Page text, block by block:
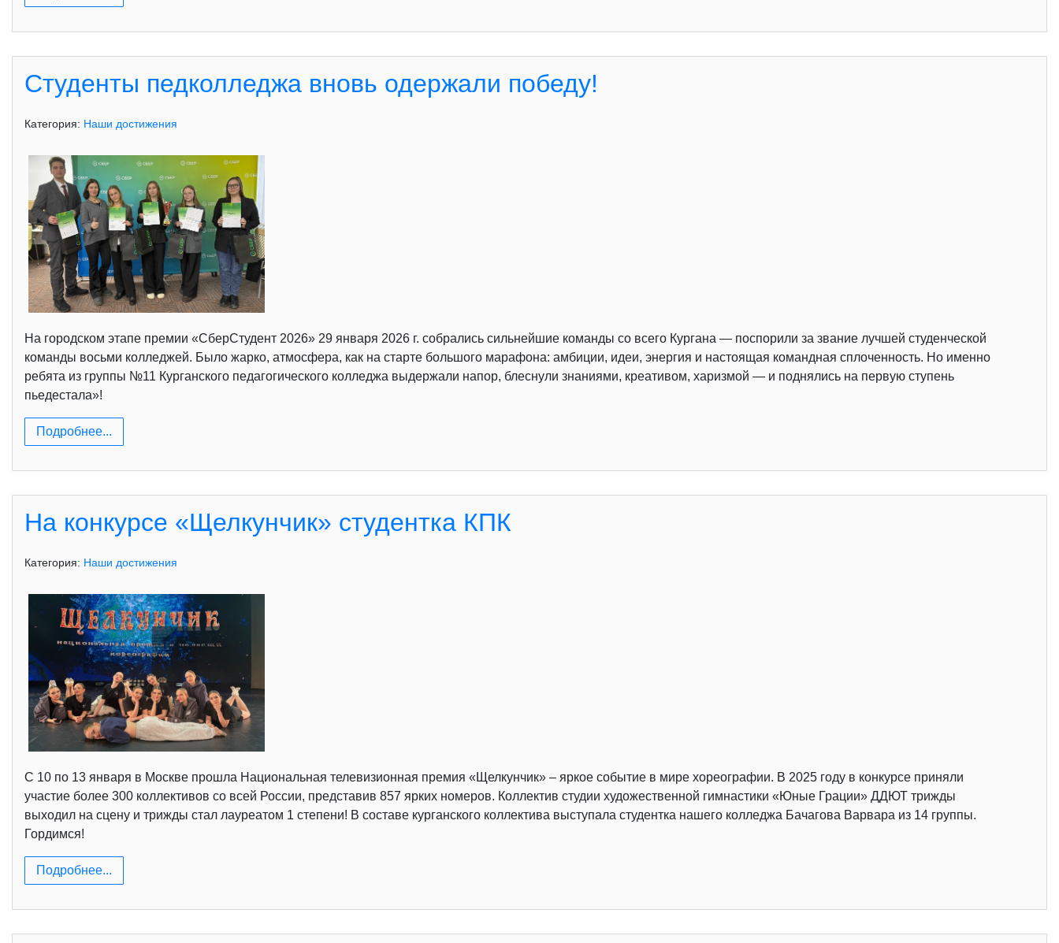
Студенты педколледжа вновь одержали победу!
Категория: Наши достижения
На городском этапе премии «СберСтудент 2026» 29 января 2026 г. собрались сильнейшие команды со всего Кургана — поспорили за звание лучшей студенческой
команды восьми колледжей. Было жарко, атмосфера, как на старте большого марафона: амбиции, идеи, энергия и настоящая командная сплоченность. Но именно
ребята из группы №11 Курганского педагогического колледжа выдержали напор, блеснули знаниями, креативом, харизмой — и поднялись на первую ступень
пьедестала»!
Подробнее...
На конкурсе «Щелкунчик» студентка КПК
Категория: Наши достижения
С 10 по 13 января в Москве прошла Национальная телевизионная премия «Щелкунчик» – яркое событие в мире хореографии. В 2025 году в конкурсе приняли
участие более 300 коллективов со всей России, представив 857 ярких номеров. Коллектив студии художественной гимнастики «Юные Грации» ДДЮТ трижды
выходил на сцену и трижды стал лауреатом 1 степени! В составе курганского коллектива выступала студентка нашего колледжа Бачагова Варвара из 14 группы.
Гордимся!
Подробнее...